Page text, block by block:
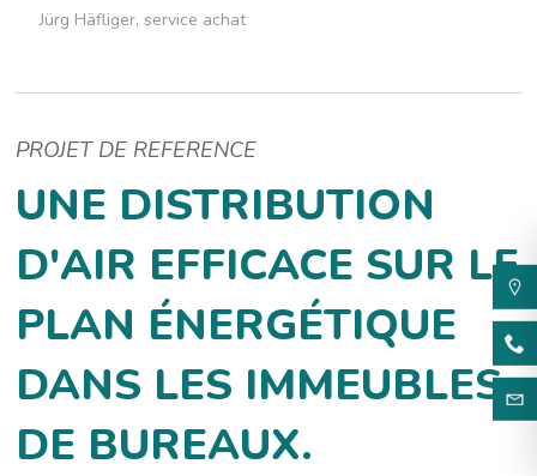
Jürg Häfliger, service achat
PROJET DE REFERENCE
UNE DISTRIBUTION
D'AIR EFFICACE SUR LE
PLAN ÉNERGÉTIQUE
DANS LES IMMEUBLES
DE BUREAUX.